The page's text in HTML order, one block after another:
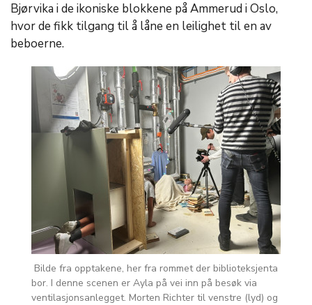
Bjørvika i de ikoniske blokkene på Ammerud i Oslo,
hvor de fikk tilgang til å låne en leilighet til en av
beboerne.
Bilde fra opptakene, her fra rommet der biblioteksjenta
bor. I denne scenen er Ayla på vei inn på besøk via
ventilasjonsanlegget. Morten Richter til venstre (lyd) og